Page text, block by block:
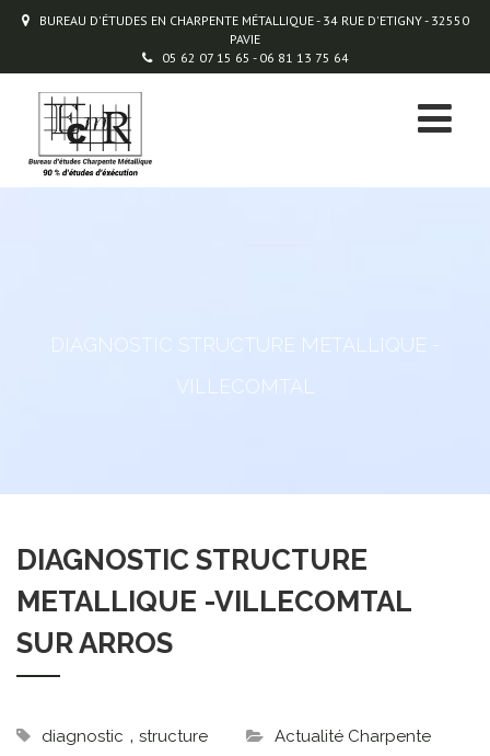
BUREAU D'ÉTUDES EN CHARPENTE MÉTALLIQUE - 34 RUE D'ETIGNY - 32550
PAVIE
05 62 07 15 65 - 06 81 13 75 64
DIAGNOSTIC STRUCTURE METALLIQUE -
VILLECOMTAL
DIAGNOSTIC STRUCTURE
METALLIQUE -VILLECOMTAL
SUR ARROS
diagnostic , structure
Actualité Charpente